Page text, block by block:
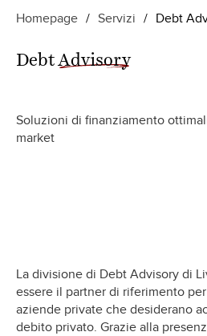
Homepage / Servizi / Debt
Debt Advisory
Soluzioni di finanziamento
market
La divisione di Debt Advisory di
essere il partner di riferimento
aziende private che desiderano
debito privato. Grazie alla